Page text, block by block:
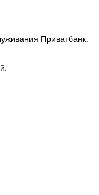
Приватбанк.